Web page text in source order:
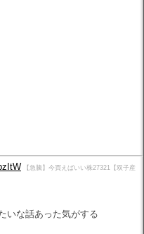
【急騰】今買えばいい株27321【双子産
いな話あった気がする